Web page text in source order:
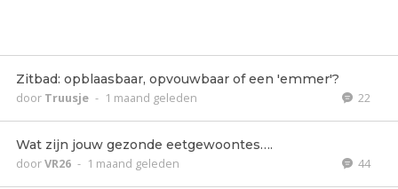
Zitbad: opblaasbaar, opvouwbaar of een 'emmer'?
door Truusje - 1 maand geleden 22
Wat zijn jouw gezonde eetgewoontes….
doorVR26 - 1 maand geleden 44